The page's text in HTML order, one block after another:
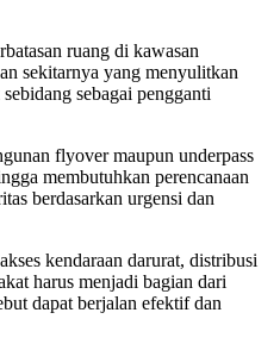
ruang di kawasan
sekitarnya yang menyulitkan
sebagai pengganti
flyover maupun underpass
membutuhkan perencanaan
berdasarkan urgensi dan
kendaraan darurat, distribusi
harus menjadi bagian dari
dapat berjalan efektif dan